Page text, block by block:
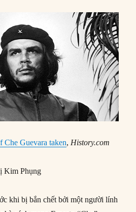
Che Guevara taken,History.com
Kim Phụng
khi bị bắn chết bởi một người lính